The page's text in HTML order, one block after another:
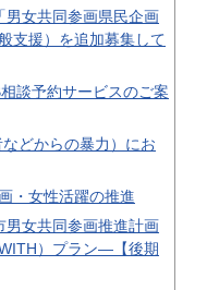
男女共同参画県民企画
支援）を追加募集して
談予約サービスのご案
どからの暴力）にお
・女性活躍の推進
男女共同参画推進計画
）プラン―【後期